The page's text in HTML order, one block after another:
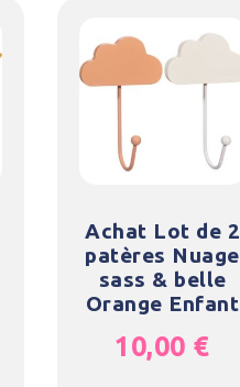
Achat Lot de 2
patères Nuage
sass & belle
Orange Enfant
10,00 €